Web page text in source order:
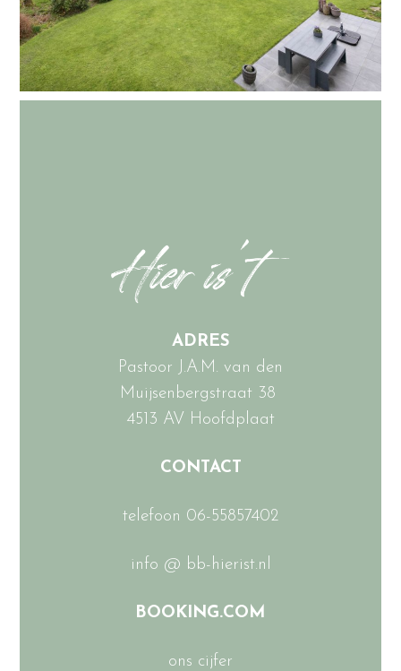
ADRES
Pastoor J.A.M. van den
Muijsenbergstraat 38
4513 AV Hoofdplaat
CONTACT
telefoon 06-55857402
info @ bb-hierist.nl
BOOKING.COM
ons cijfer